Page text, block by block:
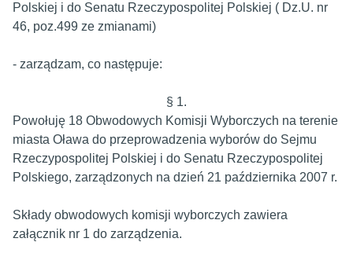
Polskiej i do Senatu Rzeczypospolitej Polskiej ( Dz.U. nr
46, poz.499 ze zmianami)
- zarządzam, co następuje:
§ 1.
Powołuję 18 Obwodowych Komisji Wyborczych na terenie
miasta Oława do przeprowadzenia wyborów do Sejmu
Rzeczypospolitej Polskiej i do Senatu Rzeczypospolitej
Polskiego, zarządzonych na dzień 21 października 2007 r.
Składy obwodowych komisji wyborczych zawiera
załącznik nr 1 do zarządzenia.